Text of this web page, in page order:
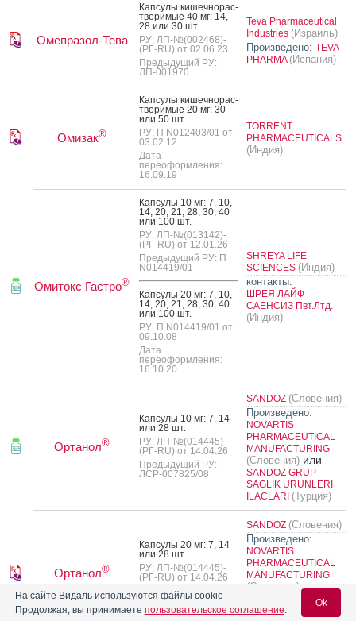
Омепразол-Тева
Кап­су­лы ки­шеч­но­рас­
тво­римые 40 мг: 14,
28 или 30 шт.
РУ: ЛП-№(002468)-
(РГ-RU) от 02.06.23
Предыдущий РУ:
ЛП-001970
Teva Pharmaceutical
Industries (Израиль)
Произведено: TEVA
PHARMA (Испания)
Омизак®
Кап­су­лы ки­шеч­но­рас­
тво­римые 20 мг: 30
или 50 шт.
РУ: П N012403/01 от
03.02.12
Дата
переоформления:
16.09.19
TORRENT
PHARMACEUTICALS
(Индия)
Омитокс Гастро®
Кап­су­лы 10 мг: 7, 10,
14, 20, 21, 28, 30, 40
или 100 шт.
РУ: ЛП-№(013142)-
(РГ-RU) от 12.01.26
Предыдущий РУ: П
N014419/01
Кап­су­лы 20 мг: 7, 10,
14, 20, 21, 28, 30, 40
или 100 шт.
РУ: П N014419/01 от
09.10.08
Дата
переоформления:
16.10.20
SHREYA LIFE
SCIENCES (Индия)
контакты:
ШРЕЯ ЛАЙФ
САЕНСИЗ Пвт.Лтд.
(Индия)
Ортанол®
Кап­су­лы 10 мг: 7, 14
или 28 шт.
РУ: ЛП-№(014445)-
(РГ-RU) от 14.04.26
Предыдущий РУ:
ЛСР-007825/08
SANDOZ (Словения)
Произведено:
NOVARTIS
PHARMACEUTICAL
MANUFACTURING
(Словения) или
SANDOZ GRUP
SAGLIK URUNLERI
ILACLARI (Турция)
Ортанол®
Кап­су­лы 20 мг: 7, 14
или 28 шт.
РУ: ЛП-№(014445)-
(РГ-RU) от 14.04.26
Предыдущий РУ:
ЛСР-007825/08
SANDOZ (Словения)
Произведено:
NOVARTIS
PHARMACEUTICAL
MANUFACTURING
(Словения)или
SANDOZ GRUP
SAGLIK URUNLERI
На сайте Видаль используются файлы cookie
Продолжая, вы принимаете пользовательское соглашение.
Ok